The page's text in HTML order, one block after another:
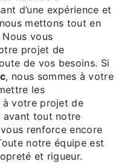
d’une expérience et
mettons tout en
vous
projet de
de vos besoins. Si
, nous sommes à votre
les
à votre projet de
avant tout notre
renforce encore
notre équipe est
et rigueur.